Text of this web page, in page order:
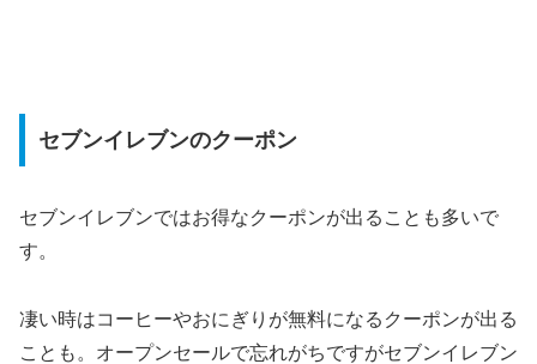
セブンイレブンのクーポン
セブンイレブンではお得なクーポンが出ることも多いで
す。
凄い時はコーヒーやおにぎりが無料になるクーポンが出る
ことも。オープンセールで忘れがちですがセブンイレブン